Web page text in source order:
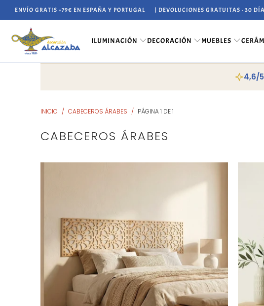
ENVÍO GRATIS +79€ EN ESPAÑA Y PORTUGAL | DEVOLUCIONES GRATUITAS · 30
ILUMINACIÓN DECORACIÓN MUEBLES
4,6/
INICIO / CABECEROS ÁRABES / PÁGINA 1 DE 1
CABECEROS ÁRABES